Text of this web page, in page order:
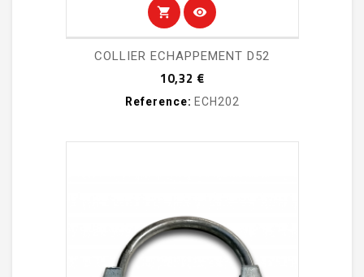
shopping_cart visibility
COLLIER ECHAPPEMENT D52
10,32 €Prix
Reference: ECH202